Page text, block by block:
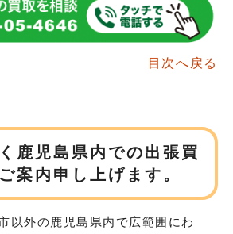
目次へ戻る
鹿児島県内での出張買
案内申し上げます。
以外の鹿児島県内で広範囲にわ